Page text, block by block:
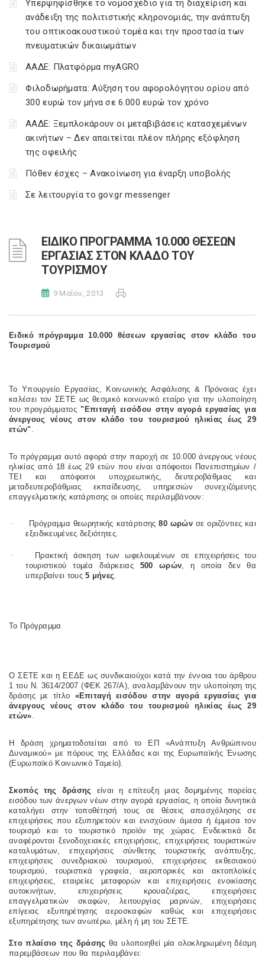
Υπερψηφίσθηκε το νομοσχέδιο για τη διαχείριση και
ανάδειξη της πολιτιστικής κληρονομιάς, την ανάπτυξη
του οπτικοακουστικού τομέα και την προστασία των
πνευματικών δικαιωμάτων
ΑΑΔΕ: Πλατφόρμα myAGRO
Φιλοδωρήματα: Αύξηση του αφορολόγητου ορίου από
300 ευρώ τον μήνα σε 6.000 ευρώ τον χρόνο
ΑΑΔΕ: Ξεμπλοκάρουν οι μεταβιβάσεις κατασχεμένων
ακινήτων – Δεν απαιτείται πλέον πλήρης εξόφληση
της οφειλής
Πόθεν έσχες – Ανακοίνωση για έναρξη υποβολής
Σε λειτουργία το gov.gr messenger
ΕΙΔΙΚΟ ΠΡΟΓΡΑΜΜΑ 10.000 ΘΕΣΕΩΝ
ΕΡΓΑΣΙΑΣ ΣΤΟΝ ΚΛΑΔΟ ΤΟΥ
ΤΟΥΡΙΣΜΟΥ
9 Μαΐου, 2013
Ειδικό πρόγραμμα 10.000 θέσεων εργασίας στον κλάδο του
Τουρισμού
Το Υπουργείο Εργασίας, Κοινωνικής Ασφάλισης & Πρόνοιας έχει
καλέσει τον ΣΕΤΕ ως θεσμικό κοινωνικό εταίρο για την υλοποίηση
του προγράμματος"Επιταγή εισόδου στην αγορά εργασίας για
άνεργους νέους στον κλάδο του τουρισμού ηλικίας έως 29
ετών".
Το πρόγραμμα αυτό αφορά στην παροχή σε 10.000 άνεργους νέους
ηλικίας από 18 έως 29 ετών που είναι απόφοιτοι Πανεπιστημίων /
ΤΕΙ και απόφοιτοι υποχρεωτικής, δευτεροβάθμιας και
μεταδευτεροβάθμιας εκπαίδευσης, υπηρεσιών συνεχιζόμενης
επαγγελματικής κατάρτισης οι οποίες περιλαμβάνουν:
· Πρόγραμμα θεωρητικής κατάρτισης80 ωρών σε οριζόντιες και
εξειδικευμένες δεξιότητες.
·
Πρακτική άσκηση των ωφελουμένων σε επιχειρήσεις του
τουριστικού τομέα διάρκειας 500 ωρών, η οποία δεν θα
υπερβαίνει τους5 μήνες.
Το Πρόγραμμα
Ο ΣΕΤΕ και η ΕΕΔΕ ως συνδικαιούχοι κατά την έννοια του άρθρου
1 του Ν. 3614/2007 (ΦΕΚ 267/Α), αναλαμβάνουν την υλοποίηση της
δράσης με τίτλο «Επιταγή εισόδου στην αγορά εργασίας για
άνεργους νέους στον κλάδο του τουρισμού ηλικίας έως 29
ετών».
Η δράση χρηματοδοτείται από το ΕΠ «Ανάπτυξη Ανθρώπινου
Δυναμικού» με πόρους της Ελλάδας και της Ευρωπαϊκής Ένωσης
(Ευρωπαϊκό Κοινωνικό Ταμείο).
Σκοπός της δράσης
είναι η επίτευξη μιας δομημένης πορείας
εισόδου των άνεργων νέων στην αγορά εργασίας, η οποία δυνητικά
καταλήγει στην τοποθέτησή τους σε θέσεις απασχόλησης σε
επιχειρήσεις που εξυπηρετούν και ενισχύουν άμεσα ή έμμεσα τον
τουρισμό και το τουριστικό προϊόν της χώρας. Ενδεικτικά δε
αναφέρονται ξενοδοχειακές επιχειρήσεις, επιχειρήσεις τουριστικών
καταλυμάτων, επιχειρήσεις σύνθετης τουριστικής ανάπτυξης,
επιχειρήσεις συνεδριακού τουρισμού, επιχειρήσεις εκθεσιακού
τουρισμού, τουριστικά γραφεία, αεροπορικές και ακτοπλοϊκές
επιχειρήσεις, εταιρείες μεταφορών και επιχειρήσεις ενοικίασης
αυτοκινήτων, επιχειρήσεις κρουαζιέρας, επιχειρήσεις
επαγγελματικών σκαφών, λειτουργίας μαρινών, επιχειρήσεις
επίγειας εξυπηρέτησης αεροσκαφών καθώς και επιχειρήσεις
εξυπηρέτησης των ανωτέρω, μέλη ή μη του ΣΕΤΕ.
Στο πλαίσιο της δράσης θα υλοποιηθεί μία ολοκληρωμένη δέσμη
παρεμβάσεων που θα περιλαμβάνει: